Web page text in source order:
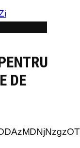
DE